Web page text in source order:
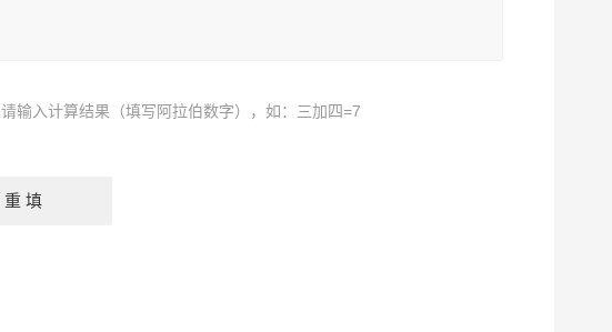
请输入计算结果（填写阿拉伯数字），如：三加四=7